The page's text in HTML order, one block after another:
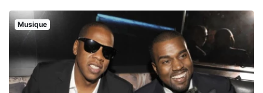
Musique